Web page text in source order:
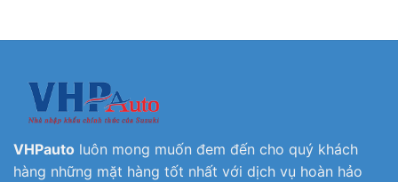
VHPauto luôn mong muốn đem đến cho quý khách
hàng những mặt hàng tốt nhất với dịch vụ hoàn hảo